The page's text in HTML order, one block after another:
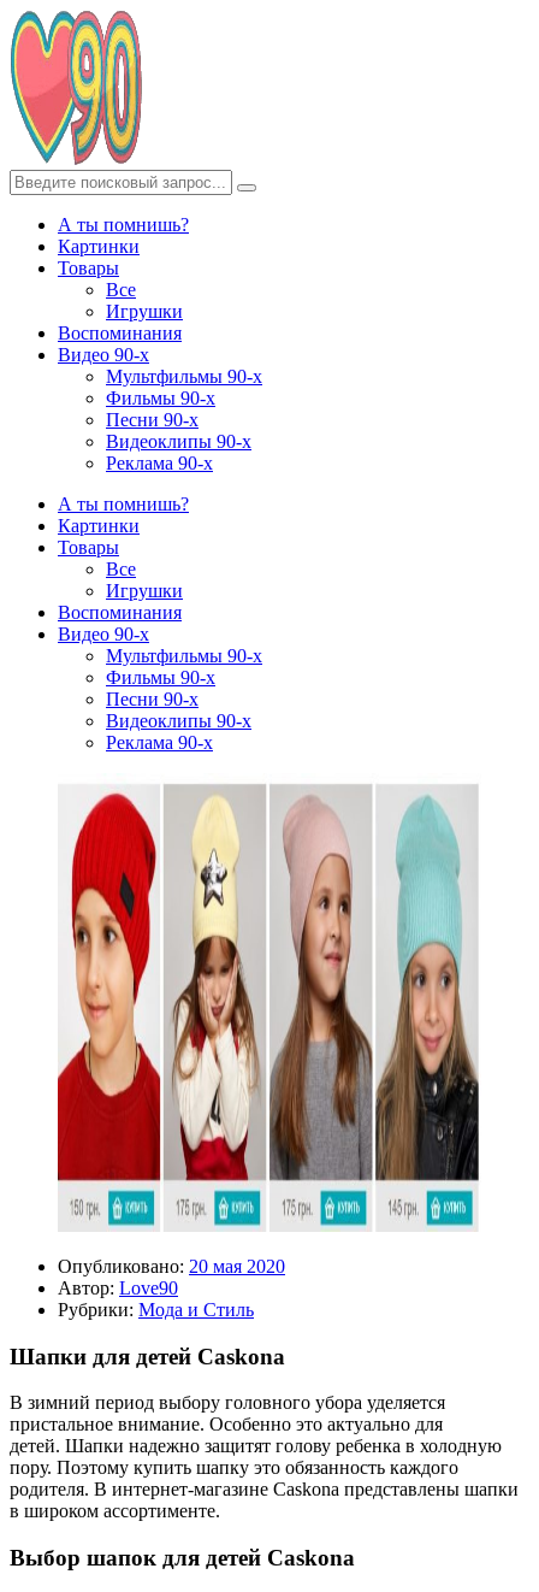
А ты помнишь?
Картинки
Товары
Все
Игрушки
Воспоминания
Видео 90-х
Мультфильмы 90-х
Фильмы 90-х
Песни 90-х
Видеоклипы 90-х
Реклама 90-х
А ты помнишь?
Картинки
Товары
Все
Игрушки
Воспоминания
Видео 90-х
Мультфильмы 90-х
Фильмы 90-х
Песни 90-х
Видеоклипы 90-х
Реклама 90-х
Опубликовано: 20 мая 2020
Автор: Love90
Рубрики: Мода и Стиль
Шапки для детей Caskona
В зимний период выбору головного убора уделяется
пристальное внимание. Особенно это актуально для
детей. Шапки надежно защитят голову ребенка в холодную
пору. Поэтому купить шапку это обязанность каждого
родителя. В интернет-магазине Caskona представлены шапки
в широком ассортименте.
Выбор шапок для детей Caskona